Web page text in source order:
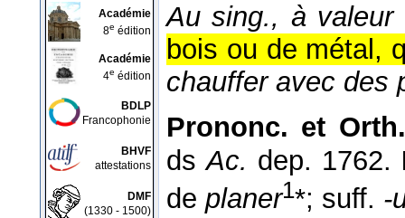
Académie
8e édition
Académie
4e édition
BDLP
Francophonie
BHVF
attestations
DMF
(1330 - 1500)
Au sing., à valeur
bois ou de métal,
chauffer avec des
Prononc. et
dsAc. dep. 1762.
de planer1*; suff. -